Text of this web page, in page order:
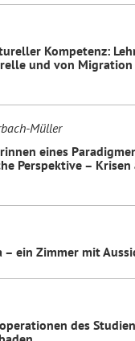
Kompetenz:
und von
Müller
eines
Perspektive –
– ein Zimmer mit
des